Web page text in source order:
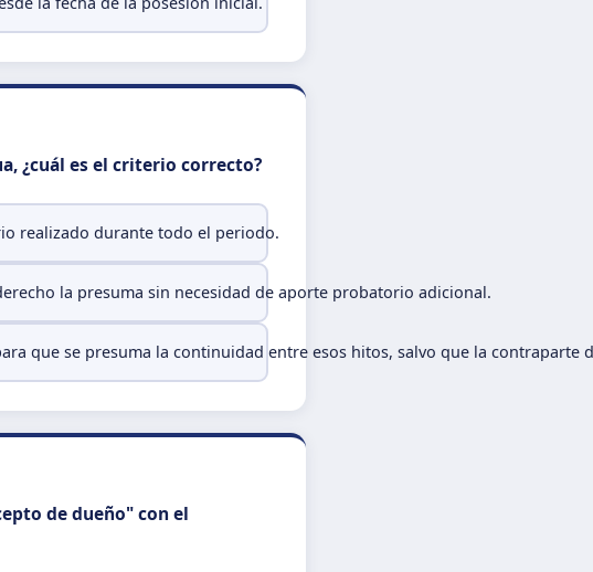
¿cuál es el criterio correcto?
realizado durante todo el periodo.
la presuma sin necesidad de aporte probatorio adicional.
que se presuma la continuidad entre esos hitos, salvo que la contraparte
de dueño" con el